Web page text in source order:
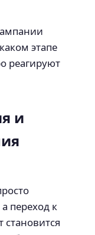
этапе
реагируют
и
переход к
становится